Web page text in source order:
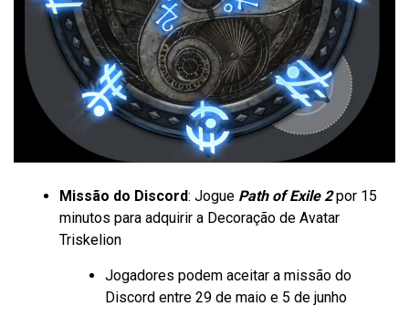
Missão do Discord: Jogue Path of Exile 2por 15
minutos para adquirir a Decoração de Avatar
Triskelion
Jogadores podem aceitar a missão do
Discord entre 29 de maio e 5 de junho